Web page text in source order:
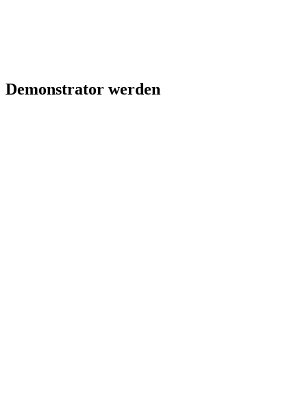
Demonstrator werden